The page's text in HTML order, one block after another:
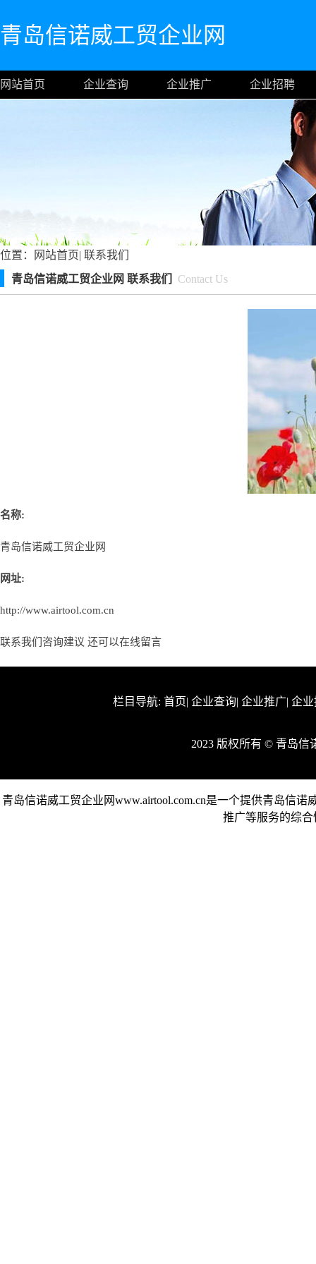
青岛信诺威工贸企业网
网站首页 企业查询 企业推广 企业招聘
位置： 网站首页| 联系我们
青岛信诺威工贸企业网 联系我们
Contact Us
名称:
青岛信诺威工贸企业网
网址:
http://www.airtool.com.cn
联系我们咨询建议 还可以在线留言
栏目导航: 首页| 企业查询| 企业推广| 企
2023 版权所有 © 青岛
青岛信诺威工贸企业网www.airtool.com.cn是一个提供青岛信
推广等服务的综